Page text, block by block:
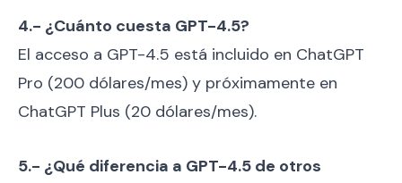
4.- ¿Cuánto cuesta GPT-4.5?
El acceso a GPT-4.5 está incluido en ChatGPT
Pro (200 dólares/mes) y próximamente en
ChatGPT Plus (20 dólares/mes).
5.- ¿Qué diferencia a GPT-4.5 de otros